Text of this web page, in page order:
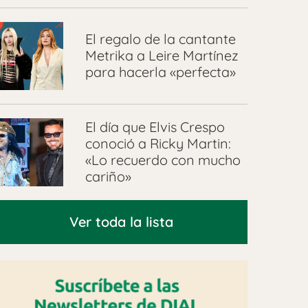
El regalo de la cantante
Metrika a Leire Martínez
para hacerla «perfecta»
El día que Elvis Crespo
conoció a Ricky Martin:
«Lo recuerdo con mucho
cariño»
Ver toda la lista